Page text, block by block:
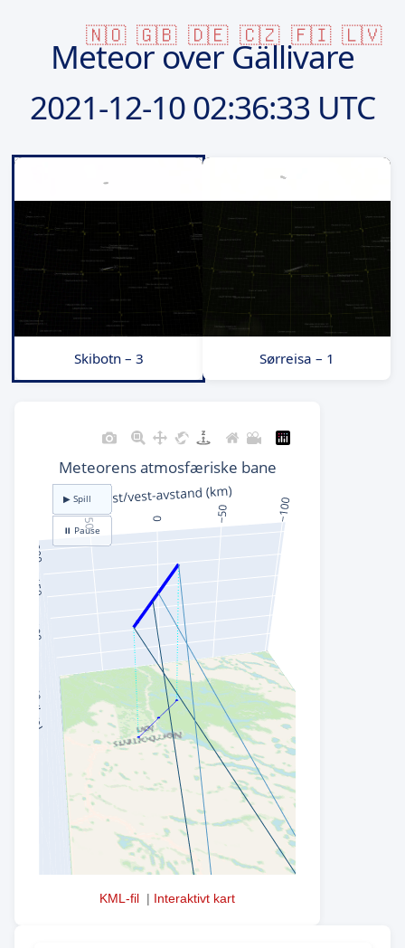
🇳🇴 🇬🇧 🇩🇪 🇨🇿 🇫🇮 🇱🇻
Meteor over Gällivare
2021-12-1002:36:33 UTC
Skibotn – 3 Sørreisa – 1
KML-fil | Interaktivt kart